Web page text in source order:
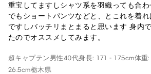
重宝してますしシャツ系を羽織っても合
でもショートパンツなどと、とこれを着
ですしバッチリまとまると思います 身内
たのでオススメしてみます。
超キャプテン 男性40代身長: 171 - 175cm体重
26.5cm栃木県